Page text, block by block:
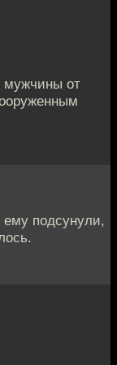
мужчины от
подсунули,